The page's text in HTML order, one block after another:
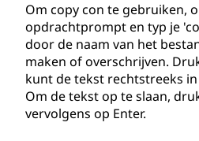
Om copy con te gebruiken,
opdrachtprompt en typ je
door de naam van het
maken of overschrijven.
kunt de tekst rechtstreeks
Om de tekst op te slaan,
vervolgens op Enter.